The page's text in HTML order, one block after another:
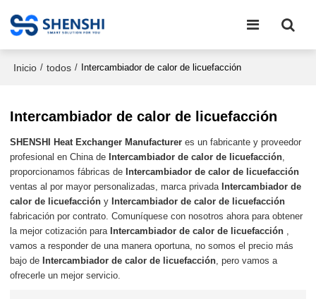
Inicio / todos / Intercambiador de calor de licuefacción
Intercambiador de calor de licuefacción
SHENSHI Heat Exchanger Manufacturer​ es un fabricante y proveedor
profesional en China de Intercambiador de calor de licuefacción,
proporcionamos fábricas de Intercambiador de calor de licuefacción
ventas al por mayor personalizadas, marca privada Intercambiador de
calor de licuefacción y Intercambiador de calor de licuefacción
fabricación por contrato. Comuníquese con nosotros ahora para obtener
la mejor cotización para Intercambiador de calor de licuefacción ,
vamos a responder de una manera oportuna, no somos el precio más
bajo de Intercambiador de calor de licuefacción, pero vamos a
ofrecerle un mejor servicio.